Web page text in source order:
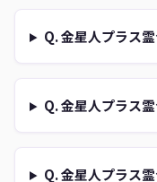
Q. 金星人プラス
Q. 金星人プラス
Q. 金星人プラス